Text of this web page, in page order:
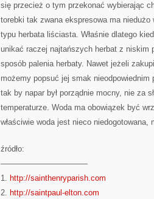
się przecież o tym przekonać wybierając
torebki tak zwana ekspresowa ma
typu herbata liściasta. Właśnie dlatego
unikać raczej najtańszych herbat z niskim
sposób palenia herbaty. Nawet jeżeli
możemy popsuć jej smak
tak by napar był porządnie mocny, nie za
temperaturze. Woda ma obowiązek być
właściwie woda jest nieco niedogotowana,
źródło:
———————————
1. http://sainthenryparish.com
2. http://saintpaul-elton.com